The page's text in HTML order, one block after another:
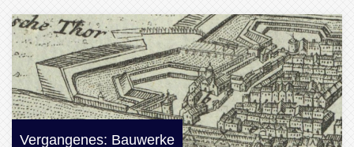
Vergangenes: Bauwerke